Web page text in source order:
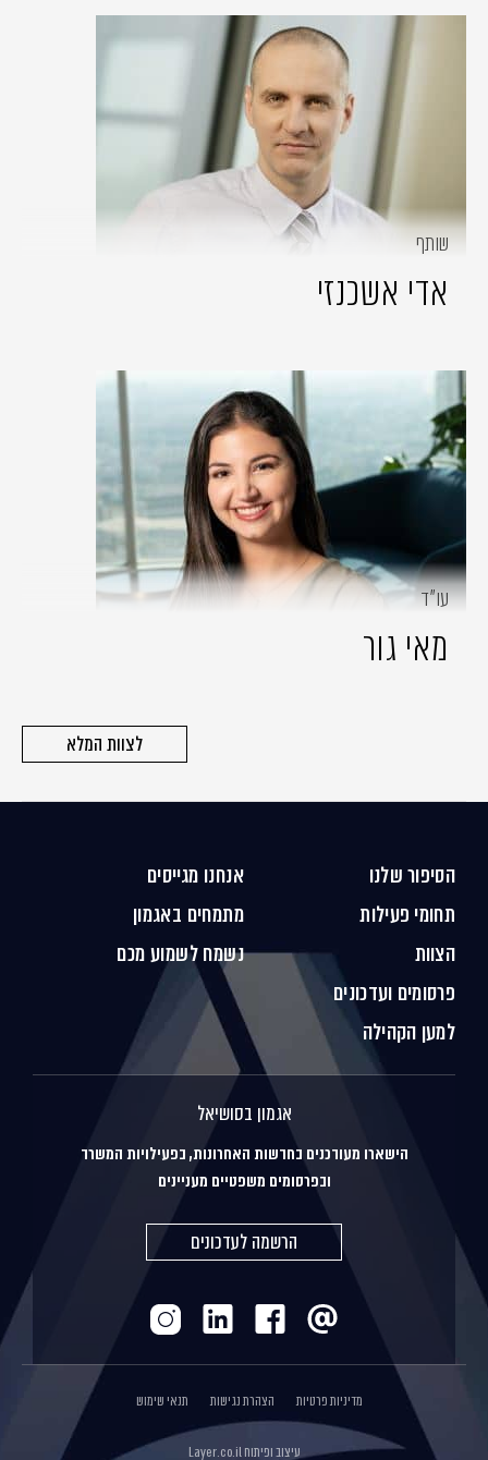
שותף
אדי אשכנזי
עו״ד
מאי גור
לצוות המלא
הסיפור שלנו
תחומי פעילות
הצוות
פרסומים ועדכונים
למען הקהילה
אנחנו מגייסים
מתמחים באגמון
נשמח לשמוע מכם
אגמון בסושיאל
הישארו מעודכנים בחדשות האחרונות, בפעילויות המשרד
ובפרסומים משפטיים מעניינים
הרשמה לעדכונים
מדיניות פרטיות הצהרת נגישות תנאי שימוש
עיצוב ופיתוחLayer.co.il